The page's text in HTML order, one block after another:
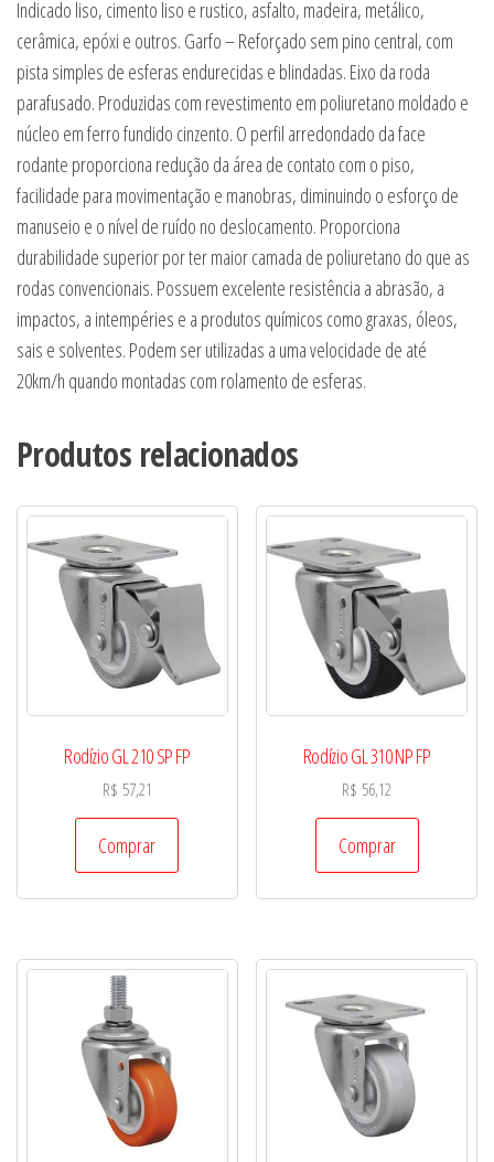
Indicado liso, cimento liso e rustico, asfalto, madeira, metálico,
cerâmica, epóxi e outros. Garfo – Reforçado sem pino central, com
pista simples de esferas endurecidas e blindadas. Eixo da roda
parafusado. Produzidas com revestimento em poliuretano moldado e
núcleo em ferro fundido cinzento. O perfil arredondado da face
rodante proporciona redução da área de contato com o piso,
facilidade para movimentação e manobras, diminuindo o esforço de
manuseio e o nível de ruído no deslocamento. Proporciona
durabilidade superior por ter maior camada de poliuretano do que as
rodas convencionais. Possuem excelente resistência a abrasão, a
impactos, a intempéries e a produtos químicos como graxas, óleos,
sais e solventes. Podem ser utilizadas a uma velocidade de até
20km/h quando montadas com rolamento de esferas.
Produtos relacionados
Rodízio GL 210 SP FP
R$ 57,21
Comprar
Rodízio GL 310 NP FP
R$ 56,12
Comprar